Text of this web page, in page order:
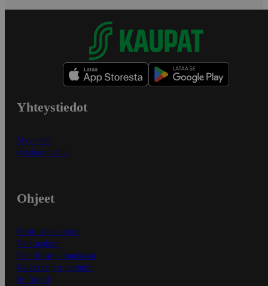
Yhteystiedot
Myymälät
Asiakaspalvelu
Ohjeet
Ensitilaajan ohjeet
Näin maksat
Näin tilaat ja muokkaat
Kaikki ohjeet ja vinkit
In English